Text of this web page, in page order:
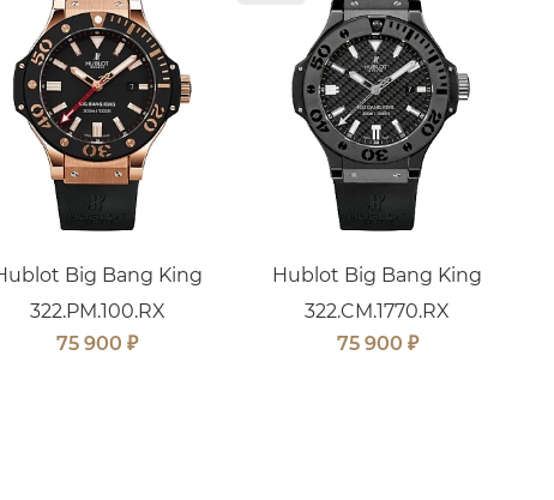
Big Bang King
322.PM.100.RX
75 900 ₽
Hublot Big Bang King
322.CM.1770.RX
75 900 ₽